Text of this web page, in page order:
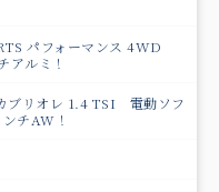
パフォーマンス 4WD
アルミ！
ブリオレ 1.4 TSI 電動ソフ
チAW！